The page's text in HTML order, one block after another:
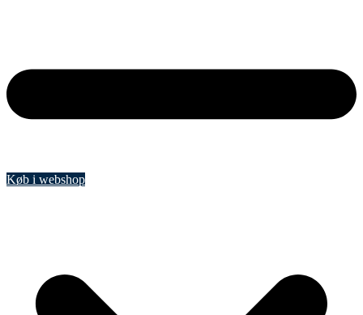
Køb i webshop